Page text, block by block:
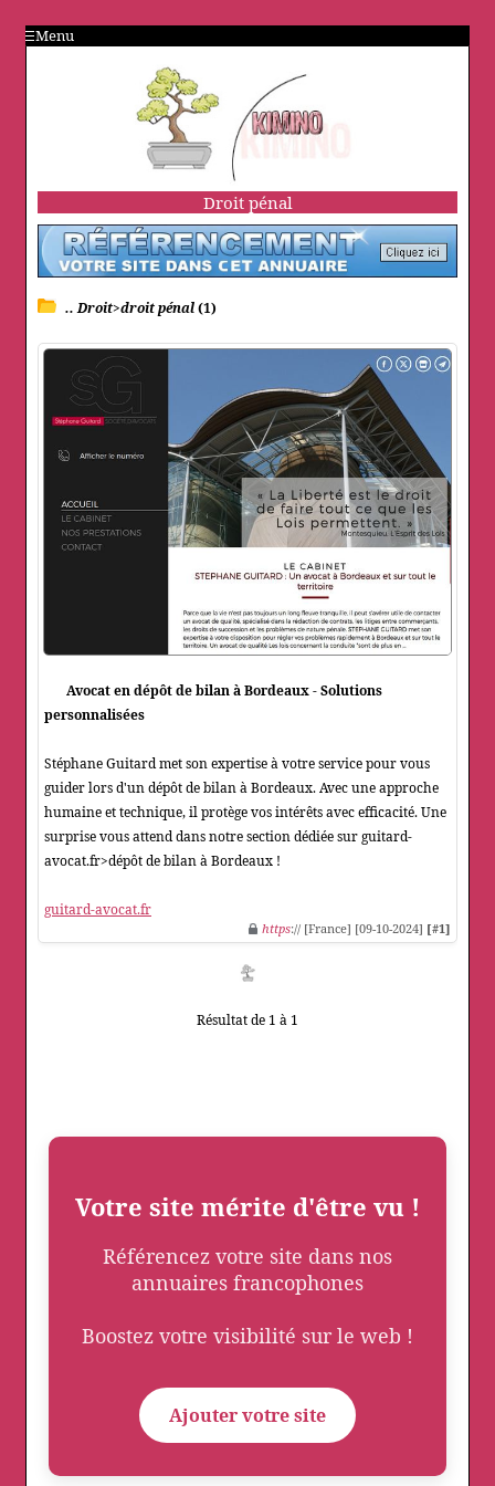
Menu
Droit pénal
.. Droit>droit pénal(1)
Avocat en dépôt de bilan à Bordeaux - Solutions
personnalisées
Stéphane Guitard met son expertise à votre service pour vous
guider lors d'un dépôt de bilan à Bordeaux. Avec une approche
humaine et technique, il protège vos intérêts avec efficacité. Une
surprise vous attend dans notre section dédiée sur guitard-
avocat.fr>dépôt de bilan à Bordeaux !
guitard-avocat.fr
https:// [France] [09-10-2024] [#1]
Résultat de 1 à 1
Votre site mérite d'être vu !
Référencez votre site dans nos
annuaires francophones
Boostez votre visibilité sur le web !
Ajouter votre site